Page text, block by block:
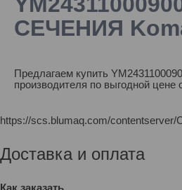
СЕЧЕНИЯ
Предлагаем купить
производителя по выгодной
https://scs.blumaq.com/
Доставка и оплата